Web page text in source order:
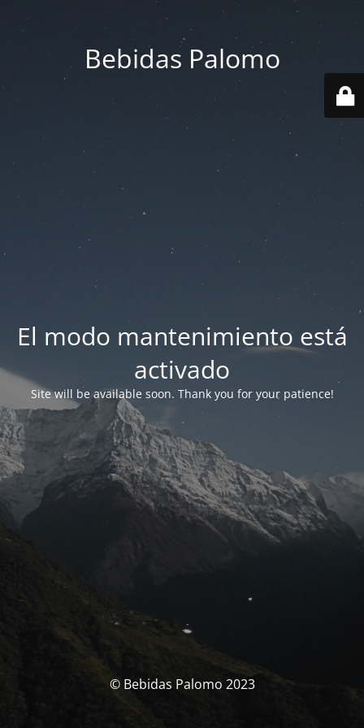
Bebidas Palomo
El modo mantenimiento está
activado
Site will be available soon. Thank you for your patience!
© Bebidas Palomo 2023